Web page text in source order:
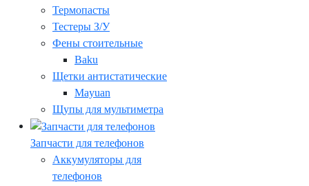
Термопасты
Тестеры З/У
Фены стоительные
Baku
Щетки антистатические
Mayuan
Щупы для мультиметра
Запчасти для телефонов
Аккумуляторы для
телефонов